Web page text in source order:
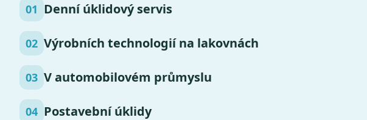
01 Denní úklidový servis
02 Výrobních technologií na lakovnách
03 V automobilovém průmyslu
04 Postavební úklidy